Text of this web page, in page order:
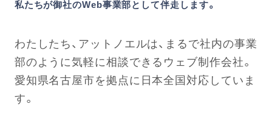
私たちが御社のWeb事業部として伴走します。
わたしたち、アットノエルは、まるで社内の事業
部のように気軽に相談できるウェブ制作会社。
愛知県名古屋市を拠点に日本全国対応していま
す。